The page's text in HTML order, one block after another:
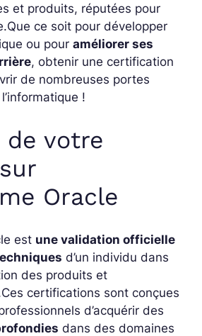
et produits, réputées pour
Que ce soit pour développer
ou pour améliorer ses
, obtenir une certification
de nombreuses portes
!
de votre
Oracle
est une validation officielle
d’un individu dans
des produits et
Ces certifications sont conçues
d’acquérir des
dans des domaines